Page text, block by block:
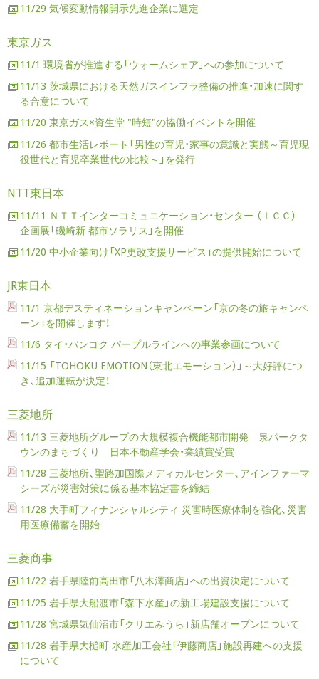
11/29 気候変動情報開示先進企業に選定
東京ガス
11/1 環境省が推進する「ウォームシェア」への参加について
11/13 茨城県における天然ガスインフラ整備の推進・加速に関す
る合意について
11/20 東京ガス×資生堂 "時短"の協働イベントを開催
11/26 都市生活レポート「男性の育児・家事の意識と実態～育児現
役世代と育児卒業世代の比較～」を発行
NTT東日本
11/11 ＮＴＴインターコミュニケーション・センター （ＩＣＣ）
企画展「磯崎新 都市ソラリス」を開催
11/20 中小企業向け「XP更改支援サービス」の提供開始について
JR東日本
11/1 京都デスティネーションキャンペーン「京の冬の旅キャンペ
ーン」を開催します！
11/6 タイ・バンコク パープルラインへの事業参画について
11/15 「TOHOKU EMOTION（東北エモーション）」～大好評につ
き、追加運転が決定！
三菱地所
11/13 三菱地所グループの大規模複合機能都市開発 泉パークタ
ウンのまちづくり 日本不動産学会・業績賞受賞
11/28 三菱地所、聖路加国際メディカルセンター、アインファーマ
シーズが災害対策に係る基本協定書を締結
11/28 大手町フィナンシャルシティ 災害時医療体制を強化、災害
用医療備蓄を開始
三菱商事
11/22 岩手県陸前高田市「八木澤商店」への出資決定について
11/25 岩手県大船渡市「森下水産」の新工場建設支援について
11/28 宮城県気仙沼市「クリエみうら」新店舗オープンについて
11/28 岩手県大槌町 水産加工会社「伊藤商店」施設再建への支援
について